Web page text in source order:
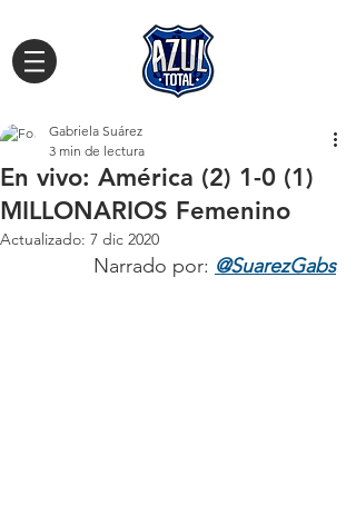
En vivo: América (2) 1-0 (1)
MILLONARIOS Femenino
Gabriela Suárez
3 min de lectura
Actualizado: 7 dic 2020
Narrado por: @SuarezGabs